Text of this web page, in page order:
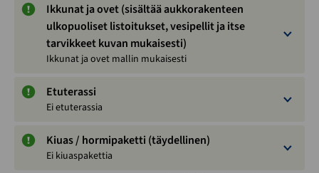
Ikkunat ja ovet (sisältää aukkorakenteen
ulkopuoliset listoitukset, vesipellit ja itse
tarvikkeet kuvan mukaisesti)
Ikkunat ja ovet mallin mukaisesti
Etuterassi
Ei etuterassia
Kiuas / hormipaketti (täydellinen)
Ei kiuaspakettia